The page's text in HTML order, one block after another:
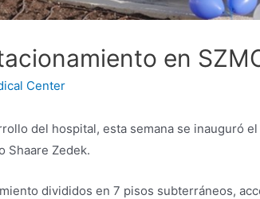
en
Center
del hospital, esta semana se inauguró
Shaare Zedek.
divididos en 7 pisos subterráneos,